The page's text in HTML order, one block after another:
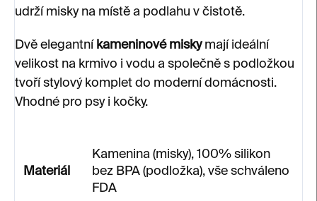
udrží misky na místě a podlahu v čistotě.
Dvě elegantní kameninové miskymají ideální
velikost na krmivo i vodu a společně s podložkou
tvoří stylový komplet do moderní domácnosti.
Vhodné pro psy i kočky.
Materiál
Kamenina (misky), 100% silikon
bez BPA (podložka), vše schváleno
FDA